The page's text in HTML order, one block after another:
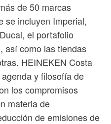
de 50 marcas
se incluyen Imperial,
el portafolio
así como las tiendas
HEINEKEN Costa
y filosofía de
los compromisos
materia de
de emisiones de